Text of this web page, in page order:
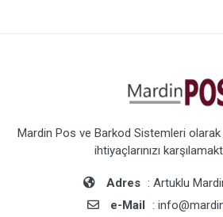
Mardin Pos ve Barkod Sistemleri olarak
ihtiyaçlarınızı
Adres : Artuklu
e-Mail :